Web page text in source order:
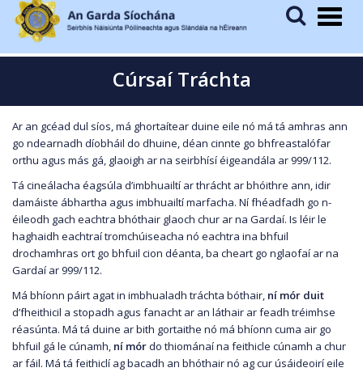
Cúrsaí Tráchta
Ar an gcéad dul síos, má ghortaítear duine eile nó má tá amhras ann
go ndearnadh díobháil do dhuine, déan cinnte go bhfreastalófar
orthu agus más gá, glaoigh ar na seirbhísí éigeandála ar 999/112.
Tá cineálacha éagsúla d’imbhuailtí ar thrácht ar bhóithre ann, idir
damáiste ábhartha agus imbhuailtí marfacha. Ní fhéadfadh go n-
éileodh gach eachtra bhóthair glaoch chur ar na Gardaí. Is léir le
haghaidh eachtraí tromchúiseacha nó eachtra ina bhfuil
drochamhras ort go bhfuil cion déanta, ba cheart go nglaofaí ar na
Gardaí ar 999/112.
Má bhíonn páirt agat in imbhualadh tráchta bóthair, ní mór duit
d’fheithicil a stopadh agus fanacht ar an láthair ar feadh tréimhse
réasúnta. Má tá duine ar bith gortaithe nó má bhíonn cuma air go
bhfuil gá le cúnamh, ní mórdo thiománaí na feithicle cúnamh a chur
ar fáil. Má tá feithiclí ag bacadh an bhóthair nó ag cur úsáideoirí eile